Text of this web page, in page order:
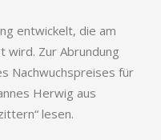
entwickelt, die am
wird. Zur Abrundung
Nachwuchspreises für
Herwig aus
lesen.